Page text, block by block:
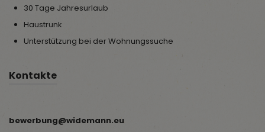
30 Tage Jahresurlaub
Haustrunk
Unterstützung bei der Wohnungssuche
Kontakte
bewerbung@widemann.eu